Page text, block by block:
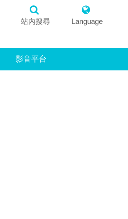
站內搜尋 Language
影音平台